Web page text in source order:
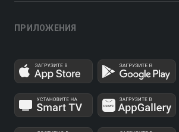
ПРИЛОЖЕНИЯ